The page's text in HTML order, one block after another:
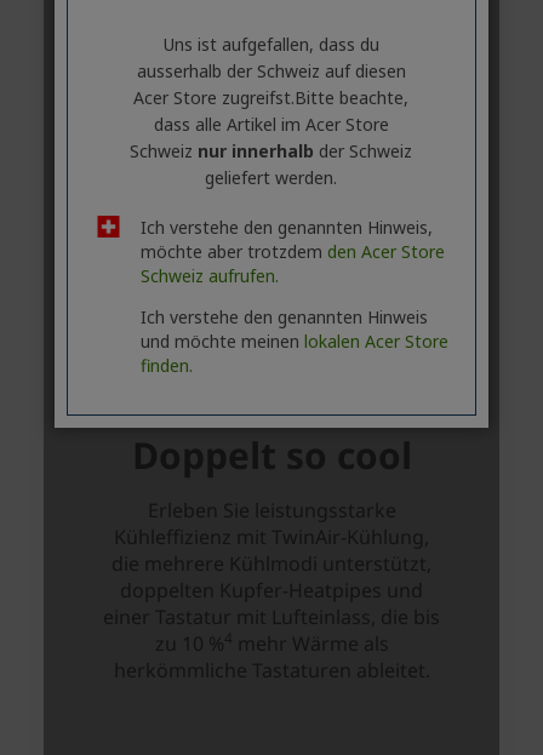
Uns ist aufgefallen, dass du
ausserhalb ​der Schweiz auf diesen
Acer Store zugreifst.​Bitte beachte,
dass alle Artikel im Acer Store
Schweiz nur innerhalb der Schweiz
geliefert werden.
Ich verstehe den genannten Hinweis,
möchte aber trotzdem den Acer Store
Schweiz aufrufen.
Ich verstehe den genannten Hinweis
und möchte meinen lokalen Acer Store
finden.